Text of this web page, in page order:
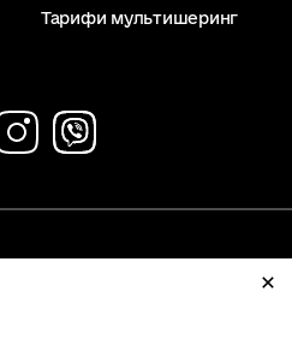
Тарифи мультишеринг